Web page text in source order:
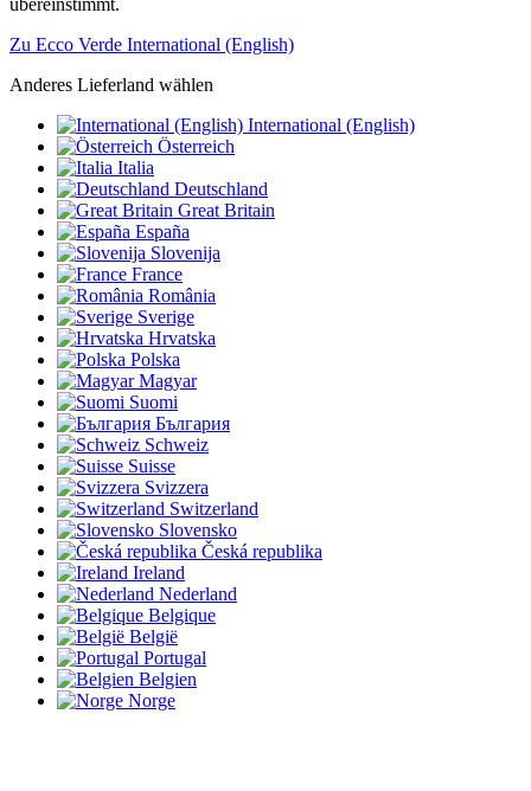
übereinstimmt.
Zu Ecco Verde International (English)
Anderes Lieferland wählen
International (English)
Österreich
Italia
Deutschland
Great Britain
España
Slovenija
France
România
Sverige
Hrvatska
Polska
Magyar
Suomi
България
Schweiz
Suisse
Svizzera
Switzerland
Slovensko
Česká republika
Ireland
Nederland
Belgique
België
Portugal
Belgien
Norge